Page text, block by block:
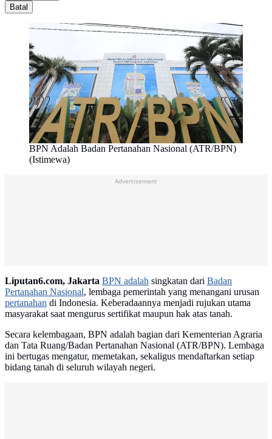
Batal
BPN Adalah Badan Pertanahan Nasional (ATR/BPN)
(Istimewa)
Liputan6.com, Jakarta BPN adalah singkatan dari Badan
Pertanahan Nasional, lembaga pemerintah yang menangani urusan
pertanahan di Indonesia. Keberadaannya menjadi rujukan utama
masyarakat saat mengurus sertifikat maupun hak atas tanah.
Secara kelembagaan, BPN adalah bagian dari Kementerian Agraria
dan Tata Ruang/Badan Pertanahan Nasional (ATR/BPN). Lembaga
ini bertugas mengatur, memetakan, sekaligus mendaftarkan setiap
bidang tanah di seluruh wilayah negeri.